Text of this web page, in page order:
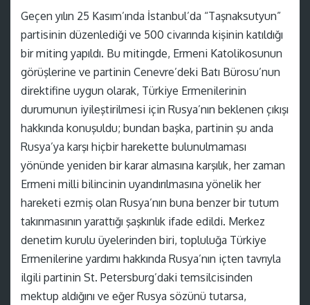
Geçen yılın 25 Kasım’ında İstanbul’da “Taşnaksutyun”
partisinin düzenlediği ve 500 civarında kişinin katıldığı
bir miting yapıldı. Bu mitingde, Ermeni Katolikosunun
görüşlerine ve partinin Cenevre’deki Batı Bürosu’nun
direktifine uygun olarak, Türkiye Ermenilerinin
durumunun iyileştirilmesi için Rusya’nın beklenen çıkışı
hakkında konuşuldu; bundan başka, partinin şu anda
Rusya’ya karşı hiçbir harekette bulunulmaması
yönünde yeniden bir karar almasına karşılık, her zaman
Ermeni milli bilincinin uyandırılmasına yönelik her
hareketi ezmiş olan Rusya’nın buna benzer bir tutum
takınmasının yarattığı şaşkınlık ifade edildi. Merkez
denetim kurulu üyelerinden biri, topluluğa Türkiye
Ermenilerine yardımı hakkında Rusya’nın içten tavrıyla
ilgili partinin St. Petersburg’daki temsilcisinden
mektup aldığını ve eğer Rusya sözünü tutarsa,